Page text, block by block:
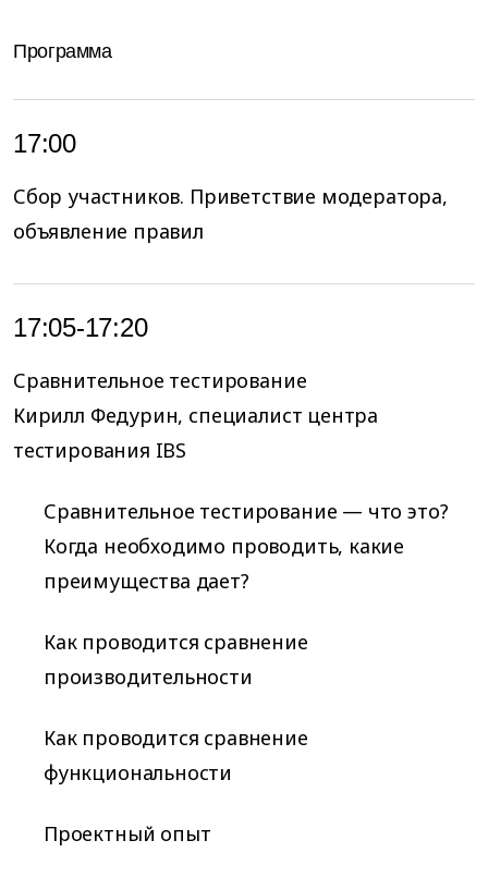
Программа
17:00
Сбор участников. Приветствие модератора,
объявление правил
17:05-17:20
Сравнительное тестирование
Кирилл Федурин, специалист центра
тестирования IBS
Сравнительное тестирование — что это?
Когда необходимо проводить, какие
преимущества дает?
Как проводится сравнение
производительности
Как проводится сравнение
функциональности
Проектный опыт